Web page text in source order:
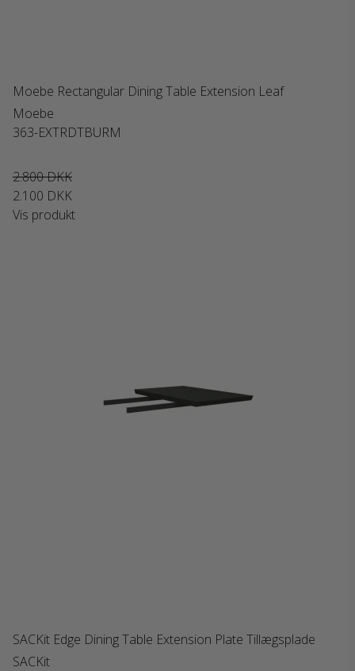
Moebe Rectangular Dining Table Extension Leaf
Moebe
363-EXTRDTBURM
2.800 DKK
2.100 DKK
Vis produkt
SACKit Edge Dining Table Extension Plate Tillægsplade
SACKit